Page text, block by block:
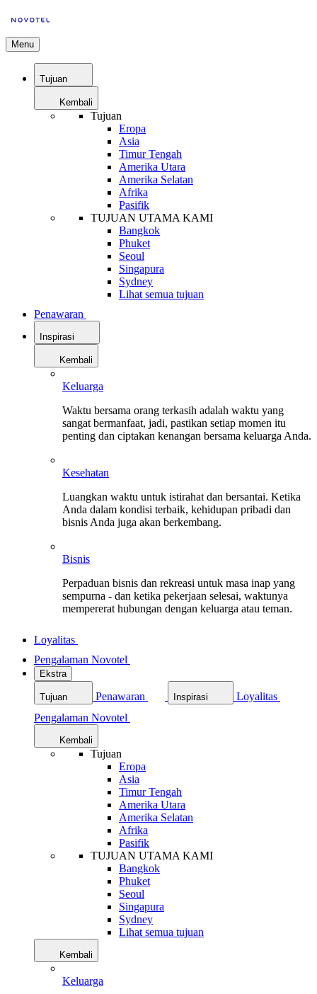
Menu
Tujuan
Kembali
Tujuan
Eropa
Asia
Timur Tengah
Amerika Utara
Amerika Selatan
Afrika
Pasifik
TUJUAN UTAMA KAMI
Bangkok
Phuket
Seoul
Singapura
Sydney
Lihat semua tujuan
Penawaran
Inspirasi
Kembali
Keluarga
Waktu bersama orang terkasih adalah waktu yang
sangat bermanfaat, jadi, pastikan setiap momen itu
penting dan ciptakan kenangan bersama keluarga Anda.
Kesehatan
Luangkan waktu untuk istirahat dan bersantai. Ketika
Anda dalam kondisi terbaik, kehidupan pribadi dan
bisnis Anda juga akan berkembang.
Bisnis
Perpaduan bisnis dan rekreasi untuk masa inap yang
sempurna - dan ketika pekerjaan selesai, waktunya
mempererat hubungan dengan keluarga atau teman.
Loyalitas
Pengalaman Novotel
Ekstra
Tujuan Penawaran Inspirasi
Loyalitas
Pengalaman Novotel
Kembali
Tujuan
Eropa
Asia
Timur Tengah
Amerika Utara
Amerika Selatan
Afrika
Pasifik
TUJUAN UTAMA KAMI
Bangkok
Phuket
Seoul
Singapura
Sydney
Lihat semua tujuan
Kembali
Keluarga